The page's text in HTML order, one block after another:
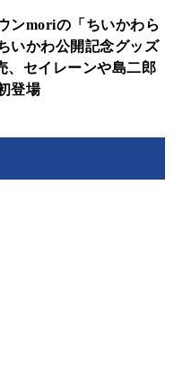
ンmoriの「ちいかわら
いかわ公開記念グッズ
、セイレーンや島二郎
登場